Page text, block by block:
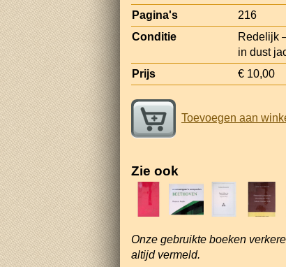
Pagina's
216
Conditie
Redelijk
in dust
Prijs
€ 10,00
Toevoegen aan
Zie ook
Onze gebruikte boeken
altijd vermeld.